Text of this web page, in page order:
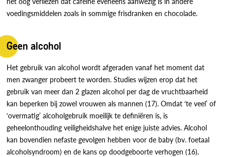
voedingsmiddelen zoals in sommige frisdranken en chocolade.
Geen alcohol
Het gebruik van alcohol wordt afgeraden vanaf het moment dat
men zwanger probeert te worden. Studies wijzen erop dat het
gebruik van meer dan 2 glazen alcohol per dag de vruchtbaarheid
kan beperken bij zowel vrouwen als mannen (17). Omdat ‘te veel’ of
‘overmatig’ alcoholgebruik moeilijk te definiëren is, is
geheelonthouding veiligheidshalve het enige juiste advies. Alcohol
kan bovendien nefaste gevolgen hebben voor de baby (bv. foetaal
alcoholsyndroom) en de kans op doodgeboorte verhogen (16).